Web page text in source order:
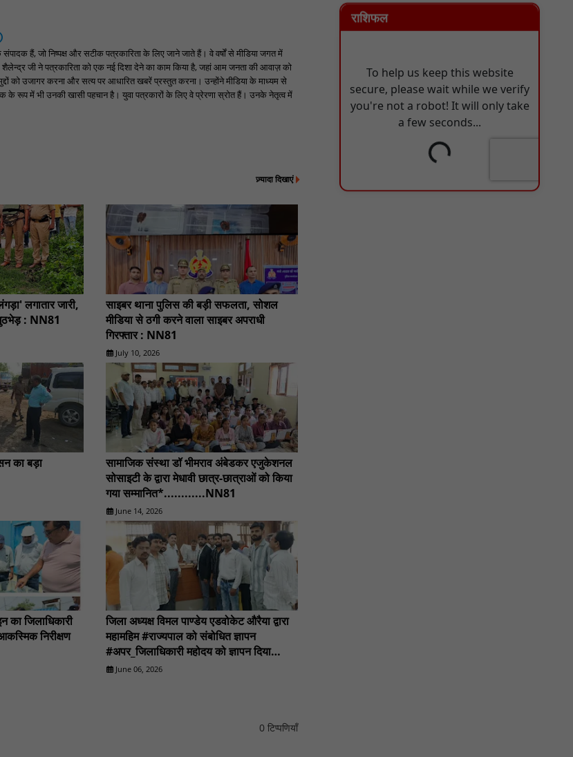
हैं, जो निष्पक्ष और सटीक पत्रकारिता के लिए जाने जाते हैं। वे वर्षों से मीडिया जगत में
शैलेन्द्र जी ने पत्रकारिता को एक नई दिशा देने का काम किया है, जहां आम जनता की आवाज़ को
को उजागर करना और सत्य पर आधारित खबरें प्रस्तुत करना। उन्होंने मीडिया के माध्यम से
के रूप में भी उनकी खासी पहचान है। युवा पत्रकारों के लिए वे प्रेरणा स्रोत हैं। उनके नेतृत्व में
ज़्यादा दिखाएं
लगातार जारी,
: NN81
साइबर थाना पुलिस की बड़ी सफलता, सोशल
मीडिया से ठगी करने वाला साइबर अपराधी
गिरफ्तार : NN81
July 10, 2026
का बड़ा
सामाजिक संस्था डॉ भीमराव अंबेडकर एजुकेशनल
सोसाइटी के द्वारा मेधावी छात्र-छात्राओं को किया
गया सम्मानित*............NN81
June 14, 2026
का जिलाधिकारी
निरीक्षण
जिला अध्यक्ष विमल पाण्डेय एडवोकेट औरैया द्वारा
महामहिम #राज्यपाल को संबोधित ज्ञापन
#अपर_जिलाधिकारी महोदय को ज्ञापन दिया
गया।..........NN81
June 06, 2026
0 टिप्पणियाँ
राशिफल